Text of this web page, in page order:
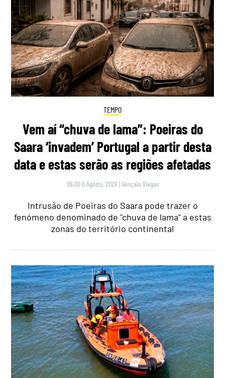
TEMPO
Vem aí “chuva de lama”: Poeiras do
Saara ‘invadem’ Portugal a partir desta
data e estas serão as regiões afetadas
06:00 6 Agosto, 2026 | Gonçalo Viegas
Intrusão de Poeiras do Saara pode trazer o
fenómeno denominado de "chuva de lama" a estas
zonas do território continental